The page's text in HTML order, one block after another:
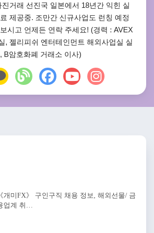
거래 선진국 일본에서 18년간 익힌 실
제공중. 조만간 신규사업도 런칭 예정
시고 언제든 연락 주세요! (경력 : AVEX
, 젤리피쉬 엔터테인먼트 해외사업실 실
B암호화폐 거래소 이사)
《개미FX》 구인구직 채용 정보, 해외선물/ 금
업계 취…